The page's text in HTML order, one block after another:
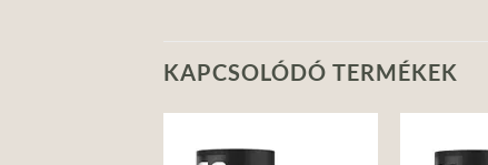
KAPCSOLÓDÓ TERMÉKEK